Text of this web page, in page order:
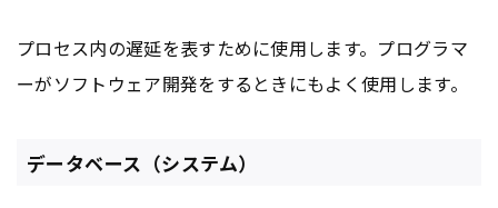
プロセス内の遅延を表すために使用します。プログラマ
ーがソフトウェア開発をするときにもよく使用します。
データベース（システム）